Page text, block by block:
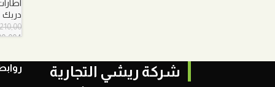
دربك
004
شركة ريشي التجارية